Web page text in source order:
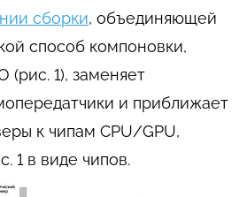
сборки, объединяющей
способ компоновки,
(рис. 1), заменяет
и приближает
к чипам CPU/GPU,
1 в виде чипов.